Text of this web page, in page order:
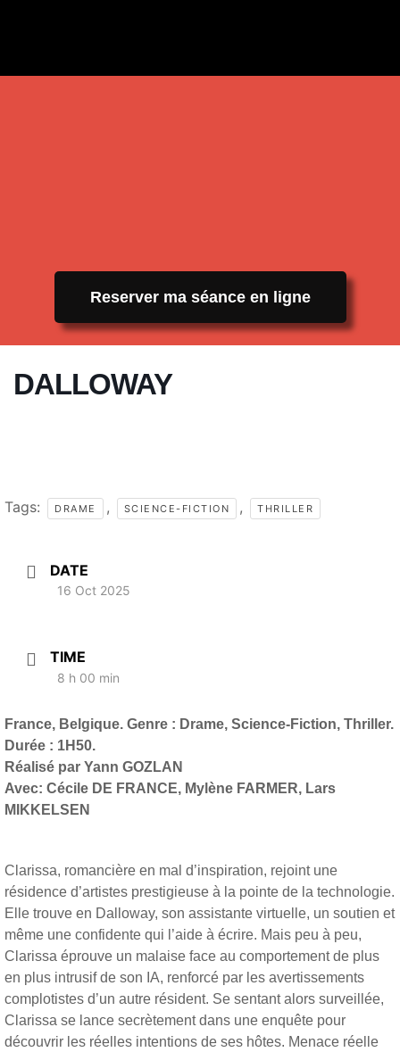
DALLOWAY
Tags: DRAME , SCIENCE-FICTION , THRILLER
DATE
16 Oct 2025
TIME
8 h 00 min
France, Belgique. Genre : Drame, Science-Fiction, Thriller.
Durée : 1H50.
Réalisé par Yann GOZLAN
Avec: Cécile DE FRANCE, Mylène FARMER, Lars
MIKKELSEN
Clarissa, romancière en mal d’inspiration, rejoint une
résidence d’artistes prestigieuse à la pointe de la technologie.
Elle trouve en Dalloway, son assistante virtuelle, un soutien et
même une confidente qui l’aide à écrire. Mais peu à peu,
Clarissa éprouve un malaise face au comportement de plus
en plus intrusif de son IA, renforcé par les avertissements
complotistes d’un autre résident. Se sentant alors surveillée,
Clarissa se lance secrètement dans une enquête pour
découvrir les réelles intentions de ses hôtes. Menace réelle
Reserver ma séance en ligne